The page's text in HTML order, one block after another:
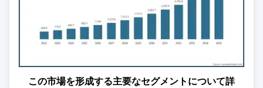
この市場を形成する主要なセグメントについて詳